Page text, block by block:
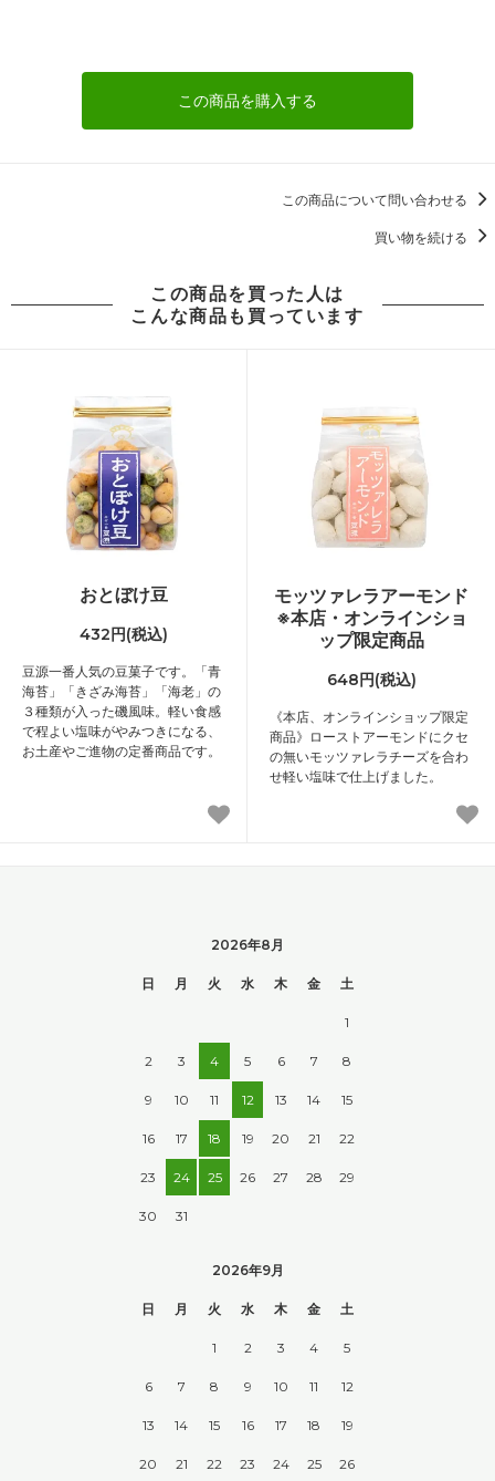
この商品を購入する
この商品について問い合わせる
買い物を続ける
この商品を買った人は
こんな商品も買っています
おとぼけ豆
432円(税込)
豆源一番人気の豆菓子です。「青
海苔」「きざみ海苔」「海老」の
３種類が入った磯風味。軽い食感
で程よい塩味がやみつきになる、
お土産やご進物の定番商品です。
モッツァレラアーモンド
※本店・オンラインショ
ップ限定商品
648円(税込)
《本店、オンラインショップ限定
商品》ローストアーモンドにクセ
の無いモッツァレラチーズを合わ
せ軽い塩味で仕上げました。
2026年8月
日 月 火 水 木 金 土
1
2 3 4 5 6 7 8
9 10 11 12 13 14 15
16 17 18 19 20 21 22
23 24 25 26 27 28 29
30 31
2026年9月
日 月 火 水 木 金 土
1 2 3 4 5
6 7 8 9 10 11 12
13 14 15 16 17 18 19
20 21 22 23 24 25 26